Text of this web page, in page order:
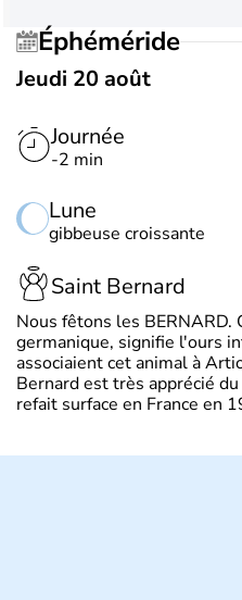
Éphéméride
Jeudi 20 août
Journée
-2 min
Lune
gibbeuse croissante
Saint Bernard
Nous fêtons les BERNARD.
germanique, signifie l'ours
associaient cet animal à
Bernard est très apprécié
refait surface en France en